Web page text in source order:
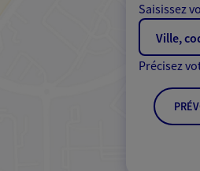
Saisissez
Précisez